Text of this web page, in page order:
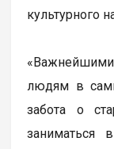
культурного
людям в
забота о
заниматься